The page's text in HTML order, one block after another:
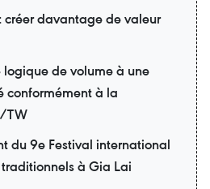
créer davantage de valeur
logique de volume à une
conformément à la
TW
du 9e Festival international
à Gia Lai